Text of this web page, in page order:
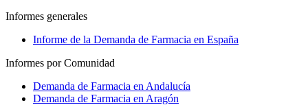
Informes generales
Informe de la Demanda de Farmacia en España
Informes por Comunidad
Demanda de Farmacia en Andalucía
Demanda de Farmacia en Aragón